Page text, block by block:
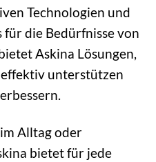
Technologien und
die Bedürfnisse von
Askina Lösungen,
unterstützen
Alltag oder
bietet für jede